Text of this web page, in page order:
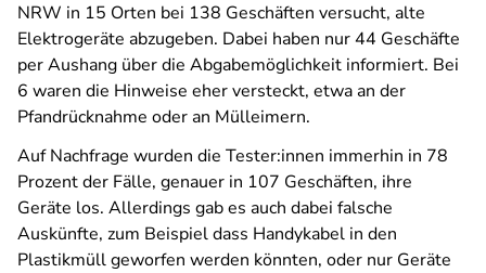
NRW in 15 Orten bei 138 Geschäften versucht, alte
Elektrogeräte abzugeben. Dabei haben nur 44 Geschäfte
per Aushang über die Abgabemöglichkeit informiert. Bei
6 waren die Hinweise eher versteckt, etwa an der
Pfandrücknahme oder an Mülleimern.
Auf Nachfrage wurden die Tester:innen immerhin in 78
Prozent der Fälle, genauer in 107 Geschäften, ihre
Geräte los. Allerdings gab es auch dabei falsche
Auskünfte, zum Beispiel dass Handykabel in den
Plastikmüll geworfen werden könnten, oder nur Geräte